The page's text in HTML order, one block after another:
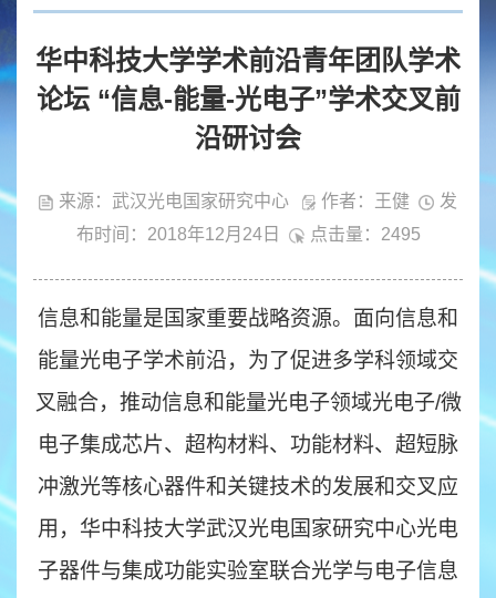
华中科技大学学术前沿青年团队学术
论坛 “信息-能量-光电子”学术交叉前
沿研讨会
来源：武汉光电国家研究中心 作者：王健
发
布时间：2018年12月24日
点击量： 2495
信息和能量是国家重要战略资源。面向信息和
能量光电子学术前沿，为了促进多学科领域交
叉融合，推动信息和能量光电子领域光电子/微
电子集成芯片、超构材料、功能材料、超短脉
冲激光等核心器件和关键技术的发展和交叉应
用，华中科技大学武汉光电国家研究中心光电
子器件与集成功能实验室联合光学与电子信息